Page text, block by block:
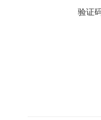
验证